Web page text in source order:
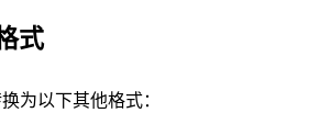
序。在 Windows 系统中，可以使用
GIF 动画相比，APNG 提供更流畅
式
为以下其他格式：